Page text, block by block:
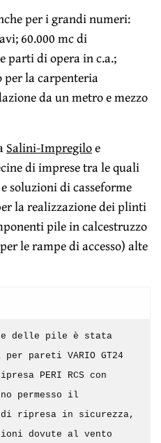
per i grandi numeri:
60.000 mc di
parti di opera in c.a.;
per la carpenteria
da un metro e mezzo
Salini-Impregiloe
di imprese tra le quali
soluzioni di casseforme
la realizzazione dei plinti
pile in calcestruzzo
le rampe di accesso) alte
delle pile è stata
pareti VARIO GT24
PERI RCS con
permesso il
di ripresa in sicurezza,
dovute al vento